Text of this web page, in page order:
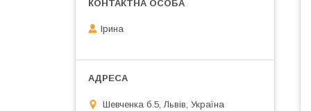
Ірина
Шевченка б.5, Львів, Україна